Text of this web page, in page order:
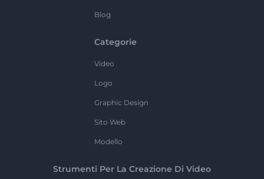
Blog
Categorie
Video
Logo
Graphic Design
Sito Web
Modello
Strumenti Per La Creazione Di Video